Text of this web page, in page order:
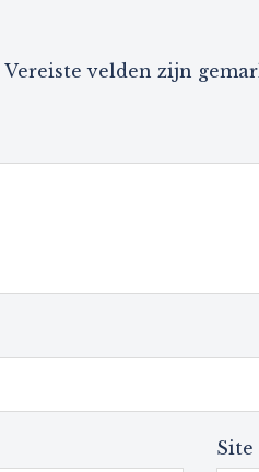
Vereiste velden zijn
Site